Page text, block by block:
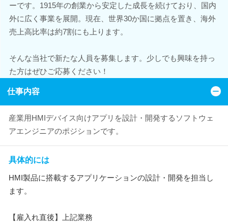
ーです。1915年の創業から安定した成長を続けており、国内
外に広く事業を展開。現在、世界30か国に拠点を置き、海外
売上高比率は約7割にも上ります。
そんな当社で新たな人員を募集します。少しでも興味を持っ
た方はぜひご応募ください！
仕事内容
産業用HMIデバイス向けアプリを設計・開発するソフトウェ
アエンジニアのポジションです。
具体的には
HMI製品に搭載するアプリケーションの設計・開発を担当し
ます。
【雇入れ直後】上記業務